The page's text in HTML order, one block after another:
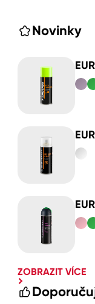
Novinky
ZOBRAZIT VÍCE